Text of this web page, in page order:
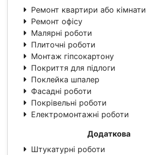
Ремонт квартири або кімнати
Ремонт офісу
Малярні роботи
Плиточні роботи
Монтаж гіпсокартону
Покриття для підлоги
Поклейка шпалер
Фасадні роботи
Покрівельні роботи
Електромонтажні роботи
Додаткова
Штукатурні роботи